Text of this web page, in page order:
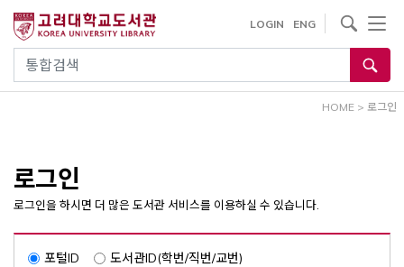
건
통합검색
LOGIN ENG
사이트내 검색
HOME > 로그인
로그인
로그인을 하시면 더 많은 도서관 서비스를 이용하실 수 있습니다.
포털ID 도서관ID(학번/직번/교번)